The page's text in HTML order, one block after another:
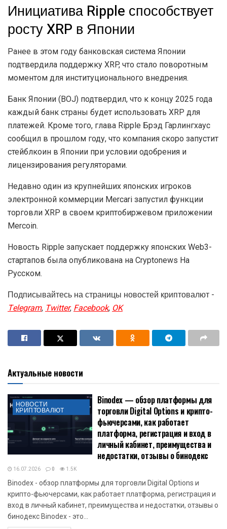
Инициатива Ripple способствует
росту XRP в Японии
Ранее в этом году банковская система Японии
подтвердила поддержку XRP, что стало поворотным
моментом для институционального внедрения.
Банк Японии (BOJ) подтвердил, что к концу 2025 года
каждый банк страны будет использовать XRP для
платежей. Кроме того, глава Ripple Брэд Гарлингхаус
сообщил в прошлом году, что компания скоро запустит
стейблкоин в Японии при условии одобрения и
лицензирования регуляторами.
Недавно один из крупнейших японских игроков
электронной коммерции Mercari запустил функции
торговли XRP в своем криптобиржевом приложении
Mercoin.
Новость Ripple запускает поддержку японских Web3-
стартапов была опубликована на Cryptonews На
Русском.
Подписывайтесь на страницы новостей криптовалют -
Telegram,Twitter,Facebook,OK
Актуальные новости
НОВОСТИ
КРИПТОВАЛЮТ
Binodex — обзор платформы для
торговли Digital Options и крипто-
фьючерсами, как работает
платформа, регистрация и вход в
личный кабинет, преимущества и
недостатки, отзывы о бинодекс
16.07.2026 0 1.5K
Binodex - обзор платформы для торговли Digital Options и
крипто-фьючерсами, как работает платформа, регистрация и
вход в личный кабинет, преимущества и недостатки, отзывы о
бинодекс Binodex - это...